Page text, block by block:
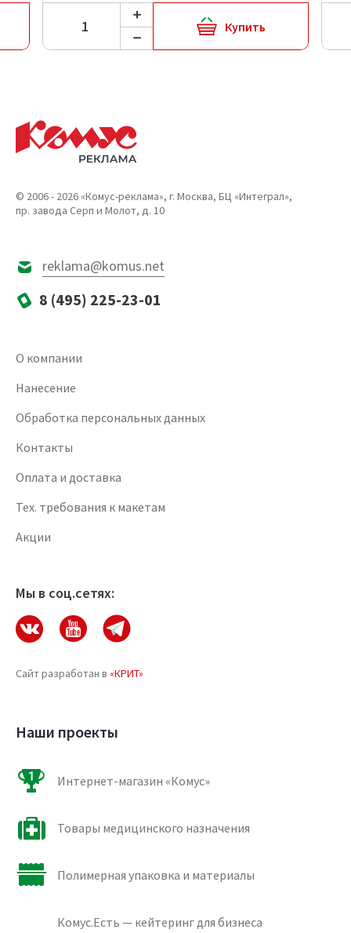
Купить
© 2006 - 2026 «Комус-реклама», г. Москва, БЦ «Интеграл»,
пр. завода Серп и Молот, д. 10
reklama@komus.net
8 (495) 225-23-01
О компании
Нанесение
Обработка персональных данных
Контакты
Оплата и доставка
Тех. требования к макетам
Акции
Мы в соц.сетях:
Сайт разработан в «КРИТ»
Наши проекты
Интернет-магазин «Комус»
Товары медицинского назначения
Полимерная упаковка и материалы
Комус.Есть — кейтеринг для бизнеса